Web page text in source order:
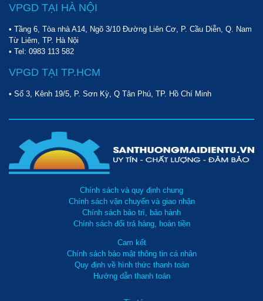
VPGD TẠI HÀ NỘI
• Tầng 6, Tòa nhà A14, Ngõ 3/10 Đường Liên Cơ, P. Cầu Diễn, Q. Nam
Từ Liêm, TP. Hà Nội
• Tel: 0983 113 582
VPGD TẠI TP.HCM
• Số 3, Kênh 19/5, P. Sơn Kỳ, Q Tân Phú, TP. Hồ Chí Minh
Chính sách và quy định chung
Chính sách vận chuyển và giao nhận
Chính sách bảo trì, bảo hành
Chính sách đổi trả hàng, hoàn tiền
Cam kết
Chính sách bảo mật thông tin cá nhân
Quy định về hình thức thanh toán
Hướng dẫn thanh toán